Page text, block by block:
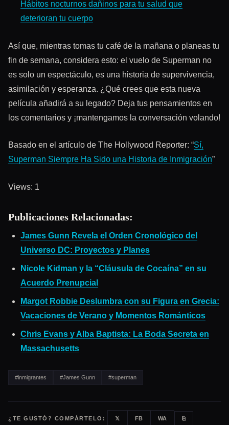
Hábitos nocturnos dañinos para tu salud que
deterioran tu cuerpo
Así que, mientras tomas tu café de la mañana o planeas tu
fin de semana, considera esto: el vuelo de Superman no
es solo un espectáculo, es una historia de supervivencia,
asimilación y esperanza. ¿Qué crees que esta nueva
película añadirá a su legado? Deja tus pensamientos en
los comentarios y ¡mantengamos la conversación volando!
Basado en el artículo de The Hollywood Reporter: “Sí,
Superman Siempre Ha Sido una Historia de Inmigración”
Views: 1
Publicaciones Relacionadas:
James Gunn Revela el Orden Cronológico del
Universo DC: Proyectos y Planes
Nicole Kidman y la “Cláusula de Cocaína” en su
Acuerdo Prenupcial
Margot Robbie Deslumbra con su Figura en Grecia:
Vacaciones de Verano y Momentos Románticos
Chris Evans y Alba Baptista: La Boda Secreta en
Massachusetts
#inmigrantes #James Gunn #superman
¿TE GUSTÓ? COMPÁRTELO: 𝕏 FB WA ⎘